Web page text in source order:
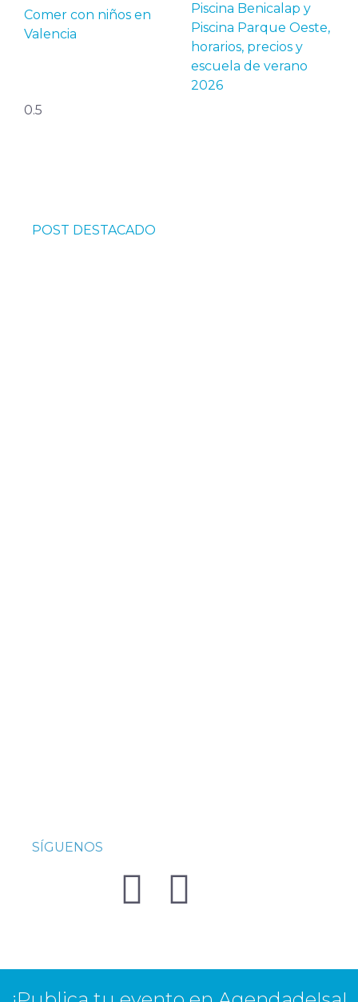
Comer con niños en
Valencia
Piscina Benicalap y
Piscina Parque Oeste,
horarios, precios y
escuela de verano
2026
POST DESTACADO
SÍGUENOS